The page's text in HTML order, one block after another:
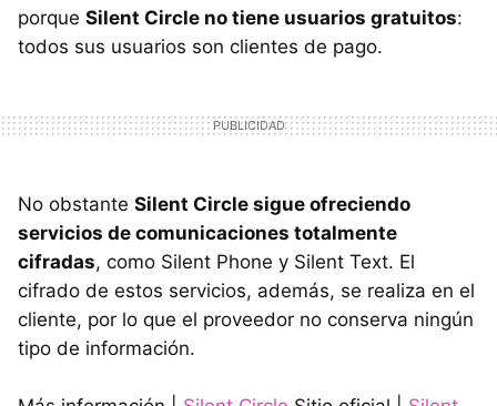
porque Silent Circle no tiene usuarios gratuitos:
todos sus usuarios son clientes de pago.
No obstante Silent Circle sigue ofreciendo
servicios de comunicaciones totalmente
cifradas, como Silent Phone y Silent Text. El
cifrado de estos servicios, además, se realiza en el
cliente, por lo que el proveedor no conserva ningún
tipo de información.